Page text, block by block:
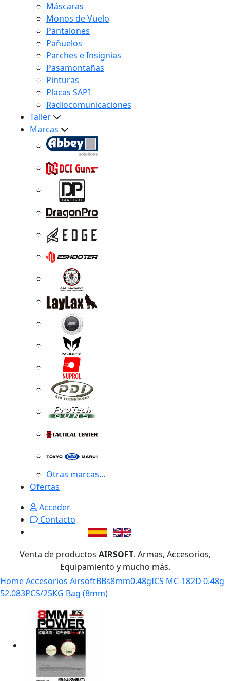
Máscaras
Monos de Vuelo
Pantalones
Pañuelos
Parches e Insignias
Pasamontañas
Pinturas
Placas SAPI
Radiocomunicaciones
Taller
Marcas
Otras marcas...
Ofertas
Acceder
Contacto
Venta de productos AIRSOFT. Armas, Accesorios,
Equipamiento y mucho más.
HomeAccesorios AirsoftBBs8mm0.48gICS MC-182D 0.48g
52.083PCS/25KG Bag (8mm)